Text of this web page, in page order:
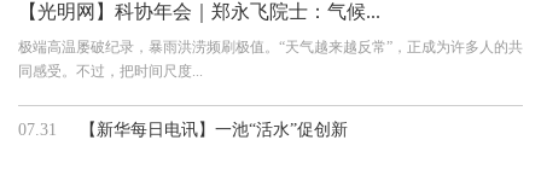
【光明网】科协年会｜郑永飞院士：气候...
极端高温屡破纪录，暴雨洪涝频刷极值。“天气越来越反常”，正成为许多人的共
同感受。不过，把时间尺度...
07.31 【新华每日电讯】一池“活水”促创新